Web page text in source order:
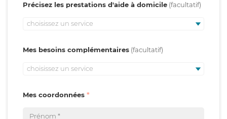
Précisez les prestations d'aide à domicile
choisissez un service
Mes besoins complémentaires
choisissez un service
Mes coordonnées